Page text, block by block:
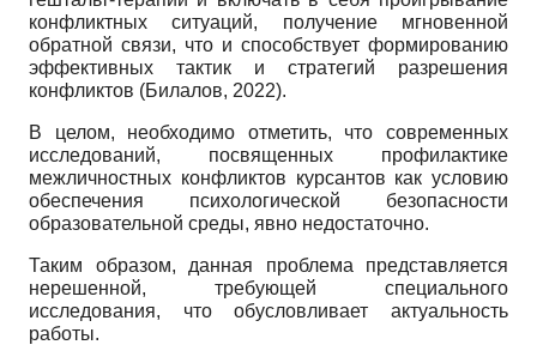
конфликтных ситуаций, получение мгновенной
обратной связи, что и способствует формированию
эффективных тактик и стратегий разрешения
конфликтов (Билалов, 2022).
В целом, необходимо отметить, что современных
исследований, посвященных профилактике
межличностных конфликтов курсантов как условию
обеспечения психологической безопасности
образовательной среды, явно недостаточно.
Таким образом, данная проблема представляется
нерешенной, требующей специального
исследования, что обусловливает актуальность
работы.